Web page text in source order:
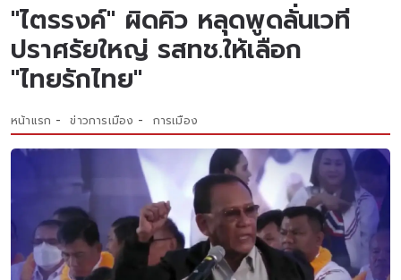
"ไตรรงค์" ผิดคิว หลุดพูดลั่นเวที
ปราศรัยใหญ่ รสทช.ให้เลือก
"ไทยรักไทย"
หน้าแรก ข่าวการเมือง การเมือง